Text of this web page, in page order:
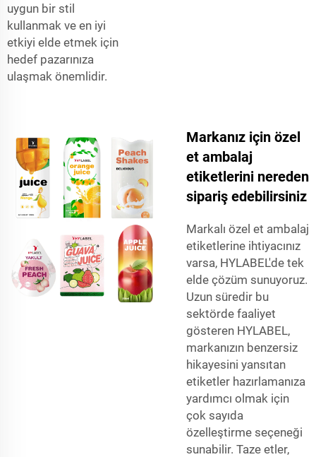
uygun bir stil
kullanmak ve en iyi
etkiyi elde etmek için
hedef pazarınıza
ulaşmak önemlidir.
Markanız için özel
et ambalaj
etiketlerini nereden
sipariş edebilirsiniz
Markalı özel et ambalaj
etiketlerine ihtiyacınız
varsa, HYLABEL'de tek
elde çözüm sunuyoruz.
Uzun süredir bu
sektörde faaliyet
gösteren HYLABEL,
markanızın benzersiz
hikayesini yansıtan
etiketler hazırlamanıza
yardımcı olmak için
çok sayıda
özelleştirme seçeneği
sunabilir. Taze etler,